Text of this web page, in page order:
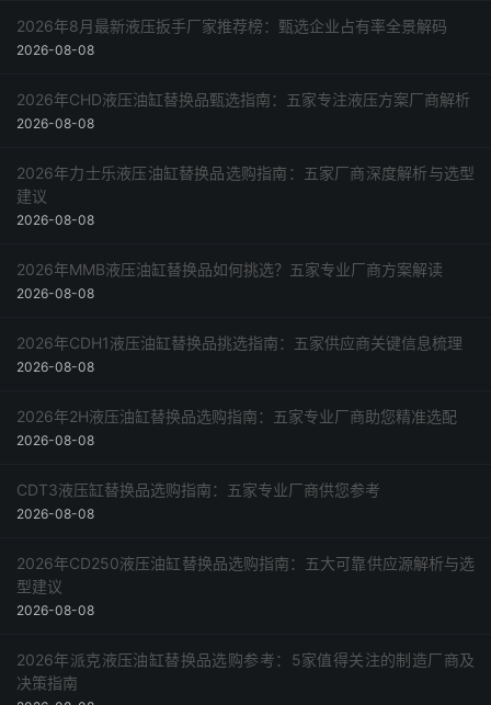
2026年8月最新液压扳手厂家推荐榜：甄选企业占有率全景解码
2026-08-08
2026年CHD液压油缸替换品甄选指南：五家专注液压方案厂商解析
2026-08-08
2026年力士乐液压油缸替换品选购指南：五家厂商深度解析与选型
建议
2026-08-08
2026年MMB液压油缸替换品如何挑选？五家专业厂商方案解读
2026-08-08
2026年CDH1液压油缸替换品挑选指南：五家供应商关键信息梳理
2026-08-08
2026年2H液压油缸替换品选购指南：五家专业厂商助您精准选配
2026-08-08
CDT3液压缸替换品选购指南：五家专业厂商供您参考
2026-08-08
2026年CD250液压油缸替换品选购指南：五大可靠供应源解析与选
型建议
2026-08-08
2026年派克液压油缸替换品选购参考：5家值得关注的制造厂商及
决策指南